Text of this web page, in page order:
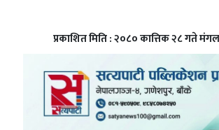
प्रकाशित मिति : २०८० कात्तिक २८ गते